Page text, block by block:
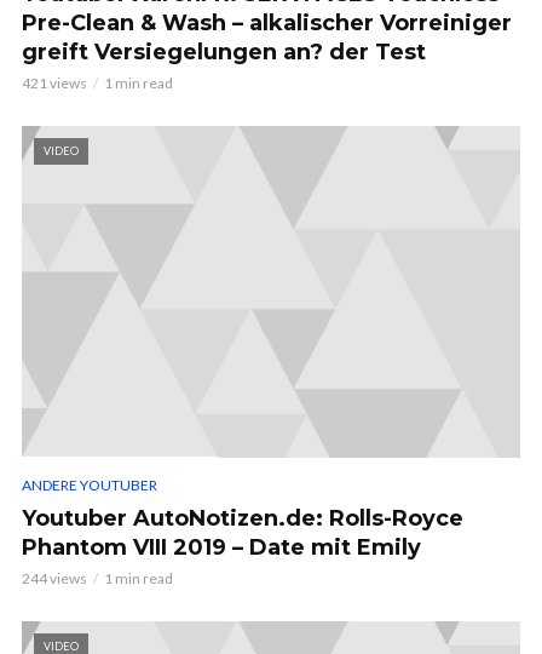
Pre-Clean & Wash – alkalischer Vorreiniger
greift Versiegelungen an? der Test
421 views 1 min read
VIDEO
ANDERE YOUTUBER
Youtuber AutoNotizen.de: Rolls-Royce
Phantom VIII 2019 – Date mit Emily
244 views 1 min read
VIDEO